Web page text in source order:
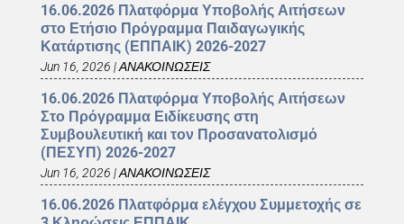
16.06.2026 Πλατφόρμα Υποβολής Αιτήσεων
στο Ετήσιο Πρόγραμμα Παιδαγωγικής
Κατάρτισης (ΕΠΠΑΙΚ) 2026-2027
Jun 16, 2026 |ΑΝΑΚΟΙΝΩΣΕΙΣ
16.06.2026 Πλατφόρμα Υποβολής Αιτήσεων
Στο Πρόγραμμα Ειδίκευσης στη
Συμβουλευτική και τον Προσανατολισμό
(ΠΕΣΥΠ) 2026-2027
Jun 16, 2026 |ΑΝΑΚΟΙΝΩΣΕΙΣ
16.06.2026 Πλατφόρμα ελέγχου Συμμετοχής σε